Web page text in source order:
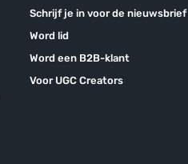
Schrijf je in voor de nieuwsbrief
Word lid
Word een B2B-klant
Voor UGC Creators